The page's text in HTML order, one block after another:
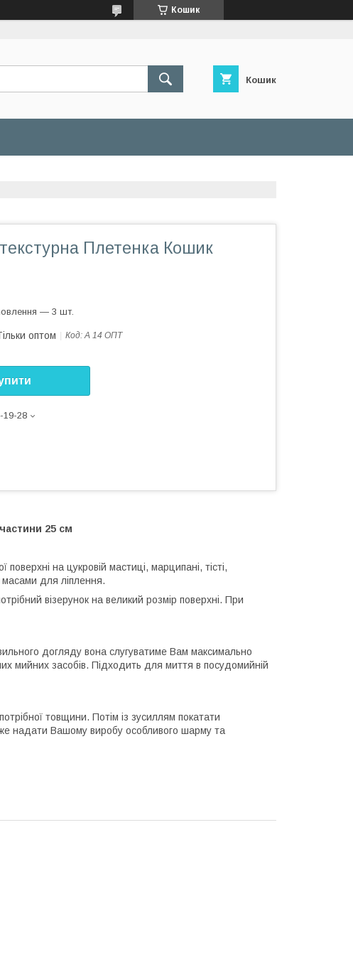
Кошик
Кошик
Плетенка Кошик
— 3 шт.
оптом Код:А 14 ОПТ
19-28
25 см
на цукровій мастиці, марципані, тісті,
масами для ліплення.
візерунок на великий розмір поверхні. При
догляду вона слугуватиме Вам максимально
мийних засобів. Підходить для миття в посудомийній
товщини. Потім із зусиллям покатати
надати Вашому виробу особливого шарму та